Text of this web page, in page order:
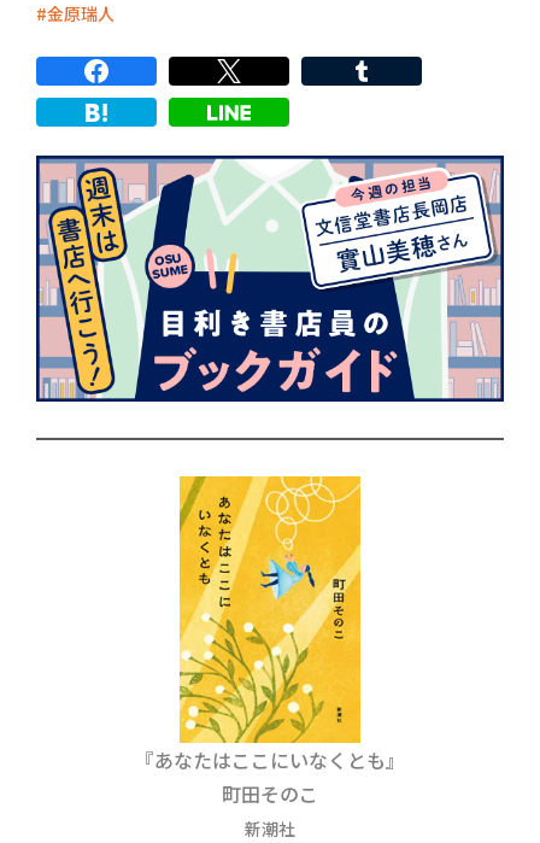
金原瑞人
『あなたはここにいなくとも』
町田そのこ
新潮社